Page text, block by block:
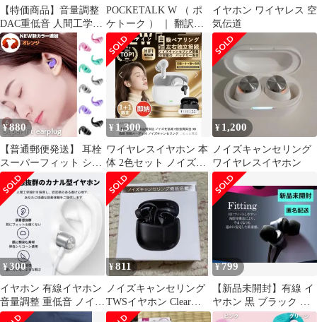
【特価商品】音量調整
DAC重低音 人間工学
HIFI音質 ノイズキャン
セリング マイク付き 通
話可能 ハイレゾ 超クリ
アな通話&雑音なし ク
リア通話 有線イヤホン
ステレオイヤフォン ヘ
ッドホン 有線
pc/Android/iPhone対応
イヤホン 通勤/
POCKETALK W （ ポ
ケトーク ） ｜ 翻訳機
｜ 通信2年付 ｜ ゴール
ド ｜ W1PGG(中古品)
イヤホン ワイヤレス 空
気伝道
¥880
【普通郵便発送】 耳栓
スーパーフィット シリ
コン ノイズキャンセル
睡眠 騒音 選べる6色カ
ラー 遮音 高性能 大人
用 子供用 みみせん 便
利グッズ 飛行機 気圧
防音 快眠 グッズ 睡眠
用 いびき 着け心地 痛
くない 対策 低反発 雑
音 おしゃれ
¥ 1,300
ワイヤレスイヤホン 本
体 2色セット ノイズキ
ャンセリング
¥ 1,200
ノイズキャンセリング
ワイヤレスイヤホン
¥300
イヤホン 有線イヤホン
音量調整 重低音 ノイズ
キャンセリング マイク
¥811
ノイズキャンセリング
TWSイヤホン Clear
Sound
¥799
【新品未開封】有線 イ
ヤホン 黒 ブラック 高
音質